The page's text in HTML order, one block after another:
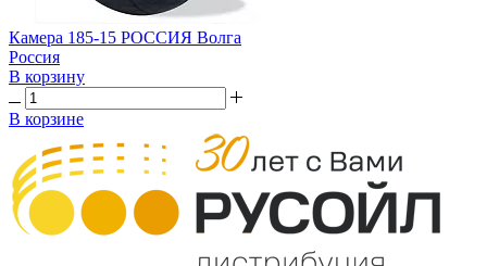
Камера 185-15 РОССИЯ Волга
Россия
В корзину
В корзине